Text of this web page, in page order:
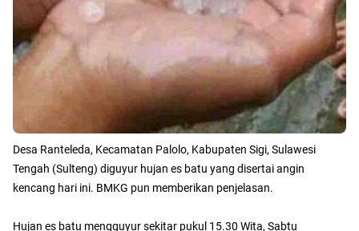
Desa Ranteleda, Kecamatan Palolo, Kabupaten Sigi, Sulawesi
Tengah (Sulteng) diguyur hujan es batu yang disertai angin
kencang hari ini. BMKG pun memberikan penjelasan.
Hujan es batu mengguyur sekitar pukul 15.30 Wita, Sabtu